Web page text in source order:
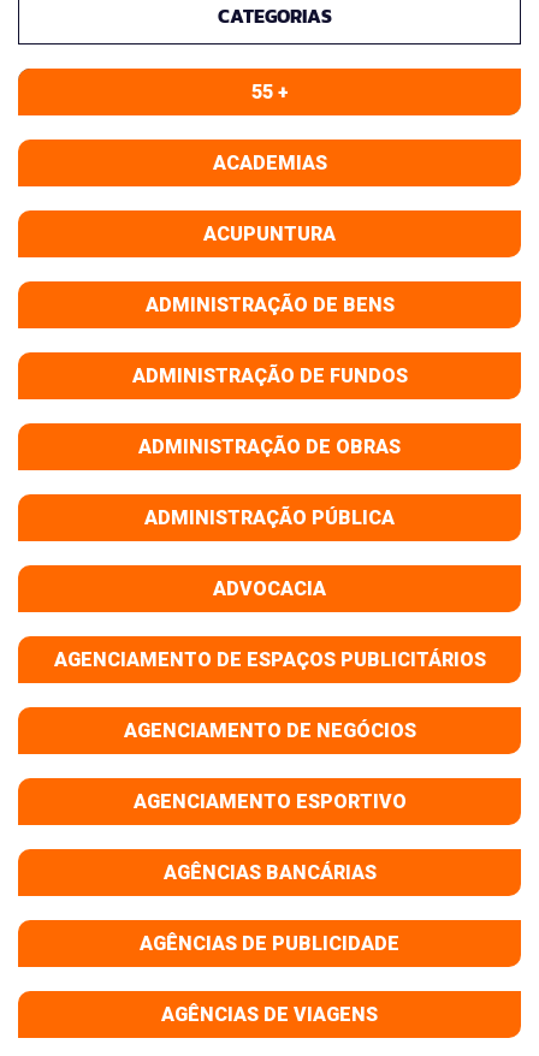
CATEGORIAS
55 +
ACADEMIAS
ACUPUNTURA
ADMINISTRAÇÃO DE BENS
ADMINISTRAÇÃO DE FUNDOS
ADMINISTRAÇÃO DE OBRAS
ADMINISTRAÇÃO PÚBLICA
ADVOCACIA
AGENCIAMENTO DE ESPAÇOS PUBLICITÁRIOS
AGENCIAMENTO DE NEGÓCIOS
AGENCIAMENTO ESPORTIVO
AGÊNCIAS BANCÁRIAS
AGÊNCIAS DE PUBLICIDADE
AGÊNCIAS DE VIAGENS